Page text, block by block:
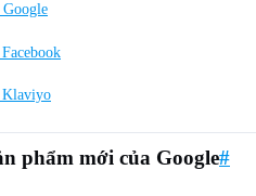
Google
Klaviyo
phẩm mới của Google#